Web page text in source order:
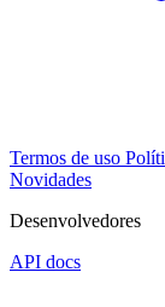
Termos de uso
Novidades
Desenvolvedores
API docs